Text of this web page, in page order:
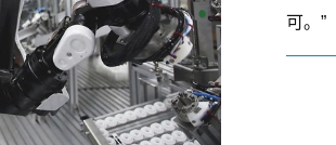
可。”
————